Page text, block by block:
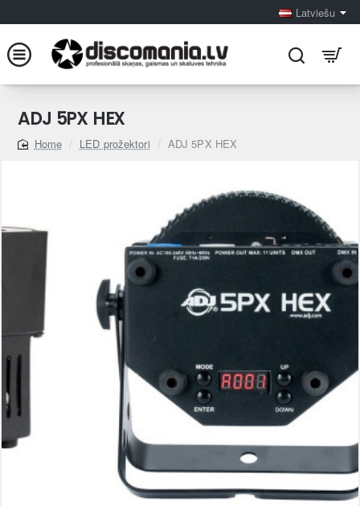
Latviešu
ADJ 5PX HEX
home
LED prožektori ADJ 5PX HEX